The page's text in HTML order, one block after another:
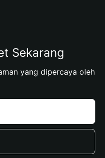
Sekarang
yang dipercaya oleh